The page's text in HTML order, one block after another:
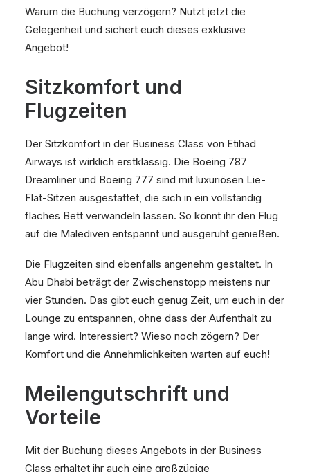
Warum die Buchung verzögern? Nutzt jetzt die
Gelegenheit und sichert euch dieses exklusive
Angebot!
Sitzkomfort und
Flugzeiten
Der Sitzkomfort in der Business Class von Etihad
Airways ist wirklich erstklassig. Die Boeing 787
Dreamliner und Boeing 777 sind mit luxuriösen Lie-
Flat-Sitzen ausgestattet, die sich in ein vollständig
flaches Bett verwandeln lassen. So könnt ihr den Flug
auf die Malediven entspannt und ausgeruht genießen.
Die Flugzeiten sind ebenfalls angenehm gestaltet. In
Abu Dhabi beträgt der Zwischenstopp meistens nur
vier Stunden. Das gibt euch genug Zeit, um euch in der
Lounge zu entspannen, ohne dass der Aufenthalt zu
lange wird. Interessiert? Wieso noch zögern? Der
Komfort und die Annehmlichkeiten warten auf euch!
Meilengutschrift und
Vorteile
Mit der Buchung dieses Angebots in der Business
Class erhaltet ihr auch eine großzügige